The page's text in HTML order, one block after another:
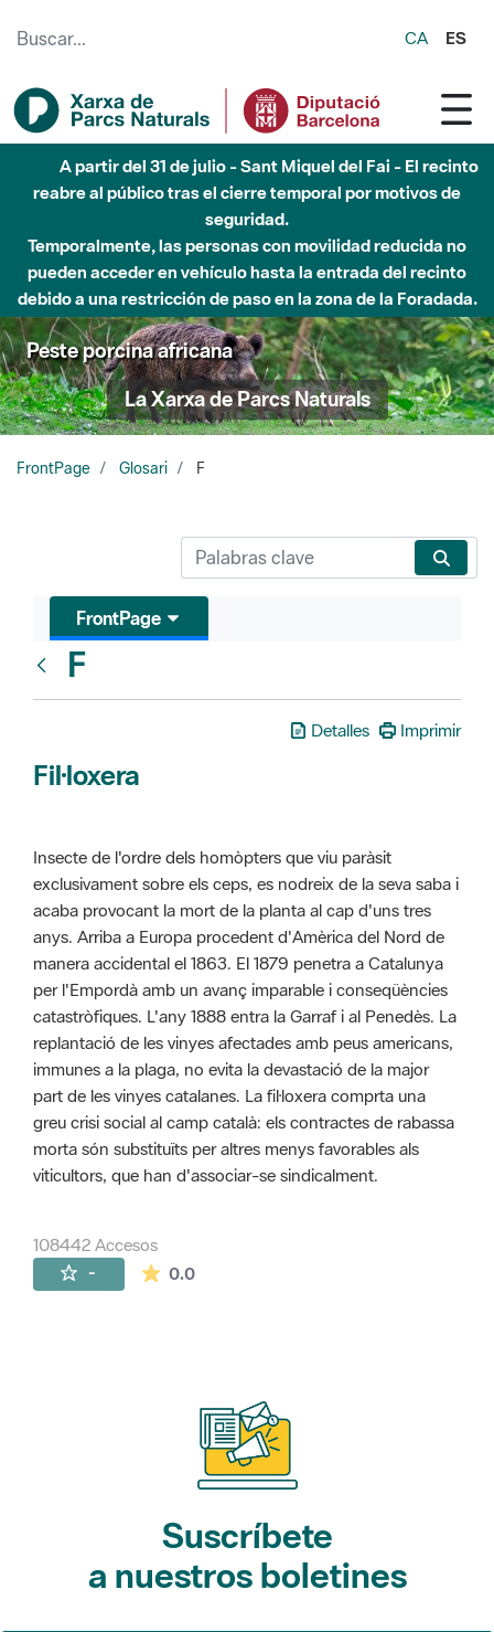
CA ES
A partir del 31 de julio - Sant Miquel del Fai - El recinto
reabre al público tras el cierre temporal por motivos de
seguridad.
Temporalmente, las personas con movilidad reducida no
pueden acceder en vehículo hasta la entrada del recinto
debido a una restricción de paso en la zona de la Foradada.
Peste porcina africana
La Xarxa de Parcs Naturals
FrontPage Glosari F
FrontPage
F
Detalles Imprimir
Fil·loxera
Insecte de l'ordre dels homòpters que viu paràsit
exclusivament sobre els ceps, es nodreix de la seva saba i
acaba provocant la mort de la planta al cap d'uns tres
anys. Arriba a Europa procedent d'Amèrica del Nord de
manera accidental el 1863. El 1879 penetra a Catalunya
per l'Empordà amb un avanç imparable i conseqüències
catastròfiques. L'any 1888 entra la Garraf i al Penedès. La
replantació de les vinyes afectades amb peus americans,
immunes a la plaga, no evita la devastació de la major
part de les vinyes catalanes. La fil·loxera comprta una
greu crisi social al camp català: els contractes de rabassa
morta són substituïts per altres menys favorables als
viticultors, que han d'associar-se sindicalment.
108442 Accesos
- 0.0La valoración media es de 0 estrellas de
Suscríbete
a nuestros boletines